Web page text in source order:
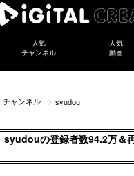
人気
チャンネル
人気
動画
チャンネル syudou
syudouの登録者数94.2万＆